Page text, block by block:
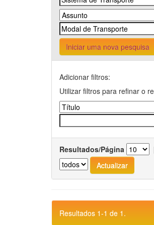
Iniciar uma nova pesquisa
Adicionar filtros:
Utilizar filtros para refinar o
Resultados/Página
Resultados 1-1 de 1.